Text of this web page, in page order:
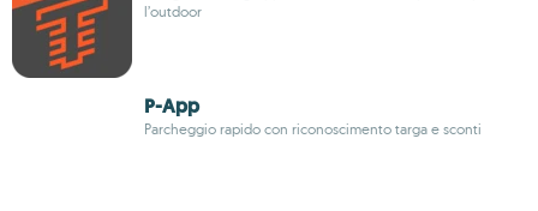
l’outdoor
P-App
Parcheggio rapido con riconoscimento targa e sconti